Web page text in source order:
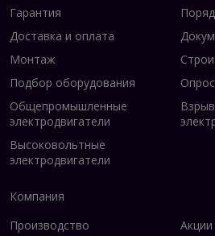
Гарантия
Доставка и оплата
Монтаж
Подбор оборудования
Общепромышленные
электродвигатели
Высоковольтные
электродвигатели
Компания
Производство
Акции